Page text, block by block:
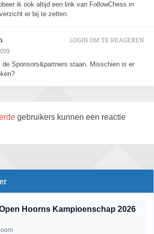
ik ook altijd een link van FollowChess in
er bij te zetten.
de Sponsors&partners staan. Misschien is er
LOGIN OM TE REAGEREN
gebruikers kunnen een reactie
Hoorns Kampioenschap 2026